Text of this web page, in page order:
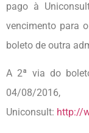
pago à
vencimento para
boleto de outra
A 2ª via do
04/08/
Uniconsult: http://